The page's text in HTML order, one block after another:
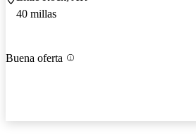
40 millas
Buena oferta